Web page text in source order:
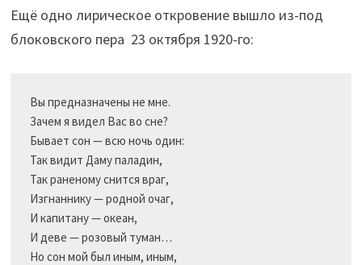
Ещё одно лирическое откровение вышло из-под
блоковского пера 23 октября 1920-го:
Вы предназначены не мне.
Зачем я видел Вас во сне?
Бывает сон — всю ночь один:
Так видит Даму паладин,
Так раненому снится враг,
Изгнаннику — родной очаг,
И капитану — океан,
И деве — розовый туман…
Но сон мой был иным, иным,